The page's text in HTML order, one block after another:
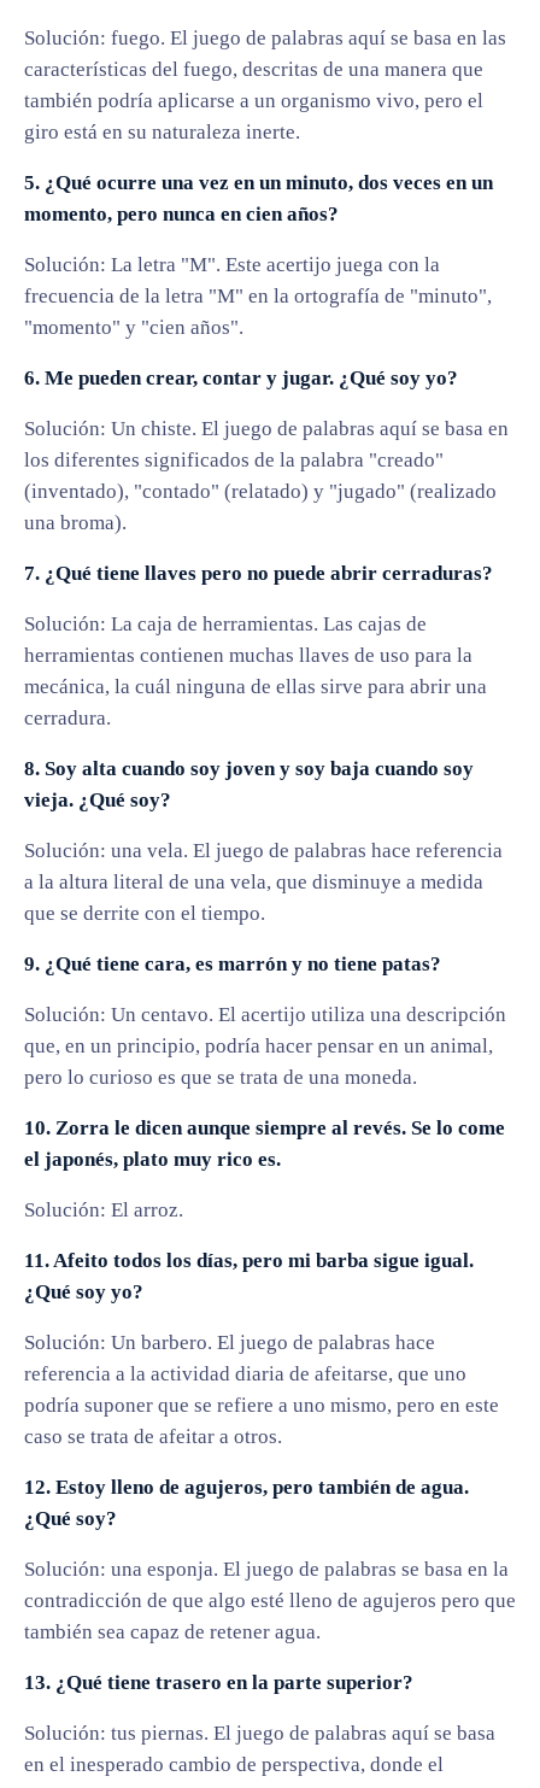
Solución: fuego. El juego de palabras aquí se basa en las
características del fuego, descritas de una manera que
también podría aplicarse a un organismo vivo, pero el
giro está en su naturaleza inerte.
5. ¿Qué ocurre una vez en un minuto, dos veces en un
momento, pero nunca en cien años?
Solución: La letra "M". Este acertijo juega con la
frecuencia de la letra "M" en la ortografía de "minuto",
"momento" y "cien años".
6. Me pueden crear, contar y jugar. ¿Qué soy yo?
Solución: Un chiste. El juego de palabras aquí se basa en
los diferentes significados de la palabra "creado"
(inventado), "contado" (relatado) y "jugado" (realizado
una broma).
7. ¿Qué tiene llaves pero no puede abrir cerraduras?
Solución: La caja de herramientas. Las cajas de
herramientas contienen muchas llaves de uso para la
mecánica, la cuál ninguna de ellas sirve para abrir una
cerradura.
8. Soy alta cuando soy joven y soy baja cuando soy
vieja. ¿Qué soy?
Solución: una vela. El juego de palabras hace referencia
a la altura literal de una vela, que disminuye a medida
que se derrite con el tiempo.
9. ¿Qué tiene cara, es marrón y no tiene patas?
Solución: Un centavo. El acertijo utiliza una descripción
que, en un principio, podría hacer pensar en un animal,
pero lo curioso es que se trata de una moneda.
10. Zorra le dicen aunque siempre al revés. Se lo come
el japonés, plato muy rico es.
Solución: El arroz.
11. Afeito todos los días, pero mi barba sigue igual.
¿Qué soy yo?
Solución: Un barbero. El juego de palabras hace
referencia a la actividad diaria de afeitarse, que uno
podría suponer que se refiere a uno mismo, pero en este
caso se trata de afeitar a otros.
12. Estoy lleno de agujeros, pero también de agua.
¿Qué soy?
Solución: una esponja. El juego de palabras se basa en la
contradicción de que algo esté lleno de agujeros pero que
también sea capaz de retener agua.
13. ¿Qué tiene trasero en la parte superior?
Solución: tus piernas. El juego de palabras aquí se basa
en el inesperado cambio de perspectiva, donde el